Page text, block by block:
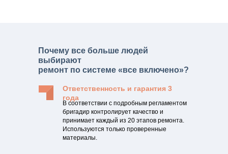
Почему все больше людей
выбирают
ремонт по системе «все включено»?
Ответственность и гарантия 3
года
В соответствии с подробным регламентом
бригадир контролирует качество и
принимает каждый из 20 этапов ремонта.
Используются только проверенные
материалы.